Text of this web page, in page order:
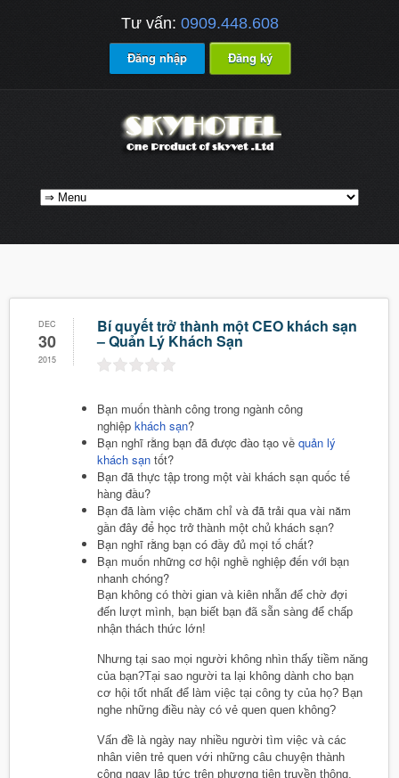
Tư vấn: 0909.448.608
Đăng nhập Đăng ký
DEC
30
2015
Bí quyết trở thành một CEO khách sạn
– Quản Lý Khách Sạn
Bạn muốn thành công trong ngành công
nghiệp khách sạn?
Bạn nghĩ rằng bạn đã được đào tạo về quản lý
khách sạn tốt?
Bạn đã thực tập trong một vài khách sạn quốc tế
hàng đầu?
Bạn đã làm việc chăm chỉ và đã trải qua vài năm
gần đây để học trở thành một chủ khách sạn?
Bạn nghĩ rằng bạn có đầy đủ mọi tố chất?
Bạn muốn những cơ hội nghề nghiệp đến với bạn
nhanh chóng?
Bạn không có thời gian và kiên nhẫn để chờ đợi
đến lượt mình, bạn biết bạn đã sẵn sàng để chấp
nhận thách thức lớn!
Nhưng tại sao mọi người không nhìn thấy tiềm năng
của bạn?Tại sao người ta lại không dành cho bạn
cơ hội tốt nhất để làm việc tại công ty của họ? Bạn
nghe những điều này có vẻ quen quen không?
Vấn đề là ngày nay nhiều người tìm việc và các
nhân viên trẻ quen với những câu chuyện thành
công ngay lập tức trên phương tiện truyền thông.